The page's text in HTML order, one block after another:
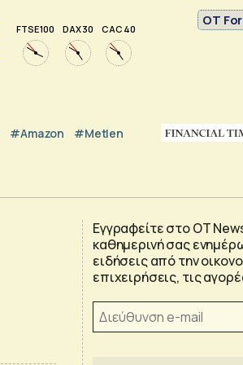
FTSE 100 DAX 30 CAC 40
OT
#Amazon #Metlen
Εγγραφείτε στο OT
καθημερινή σας
ειδήσεις από την
επιχειρήσεις, τις